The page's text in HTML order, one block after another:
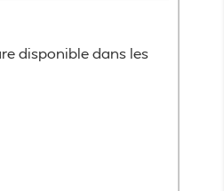
disponible dans les